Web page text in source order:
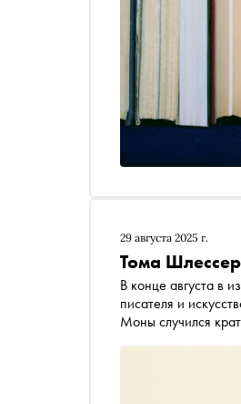
29 августа 2025 г.
Тома
В конце августа в
писателя и
Моны случился